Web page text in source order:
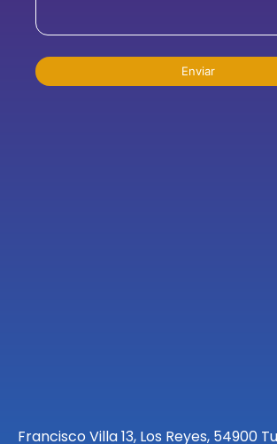
Enviar
Francisco Villa 13, Los Reyes, 54900